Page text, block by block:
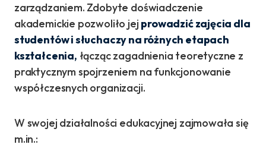
zarządzaniem. Zdobyte doświadczenie
akademickie pozwoliło jej prowadzić zajęcia dla
studentów i słuchaczy na różnych etapach
kształcenia, łącząc zagadnienia teoretyczne z
praktycznym spojrzeniem na funkcjonowanie
współczesnych organizacji.
W swojej działalności edukacyjnej zajmowała się
m.in.: